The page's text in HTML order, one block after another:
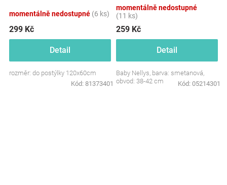
momentálně nedostupné (6 ks)
299 Kč
Detail
rozměr: do postýlky 120x60cm
Kód: 81373401
80/98
momentálně nedostupné
(11 ks)
259 Kč
Detail
Baby Nellys, barva: smetanová,
obvod: 38-42 cm
Kód: 05214301